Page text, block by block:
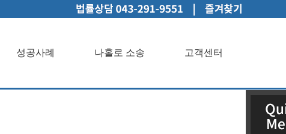
성공사례 나홀로 소송 고객센터